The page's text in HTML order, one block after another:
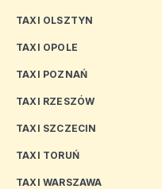
TAXI OLSZTYN
TAXI OPOLE
TAXI POZNAŃ
TAXI RZESZÓW
TAXI SZCZECIN
TAXI TORUŃ
TAXI WARSZAWA